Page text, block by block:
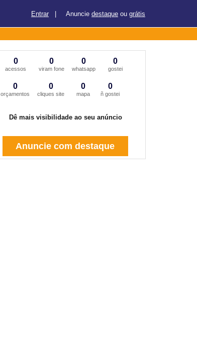
Entrar Anuncie destaque ou grátis
0
acessos
0
viram fone
0
whatsapp
0
gostei
0
orçamentos
0
cliques site
0
mapa
0
ñ gostei
Dê mais visibilidade ao seu anúncio
Anuncie com destaque